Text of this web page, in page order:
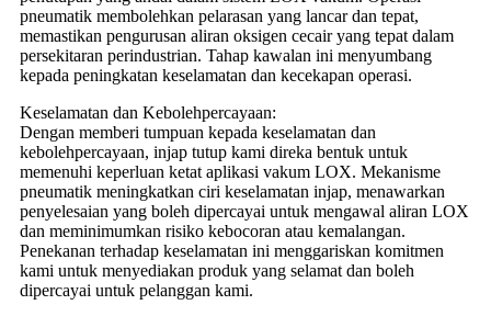
pneumatik membolehkan pelarasan yang lancar dan tepat,
memastikan pengurusan aliran oksigen cecair yang tepat dalam
persekitaran perindustrian. Tahap kawalan ini menyumbang
kepada peningkatan keselamatan dan kecekapan operasi.
Keselamatan dan Kebolehpercayaan:
Dengan memberi tumpuan kepada keselamatan dan
kebolehpercayaan, injap tutup kami direka bentuk untuk
memenuhi keperluan ketat aplikasi vakum LOX. Mekanisme
pneumatik meningkatkan ciri keselamatan injap, menawarkan
penyelesaian yang boleh dipercayai untuk mengawal aliran LOX
dan meminimumkan risiko kebocoran atau kemalangan.
Penekanan terhadap keselamatan ini menggariskan komitmen
kami untuk menyediakan produk yang selamat dan boleh
dipercayai untuk pelanggan kami.